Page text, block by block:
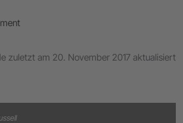
zuletzt am 20. November 2017 aktualisiert